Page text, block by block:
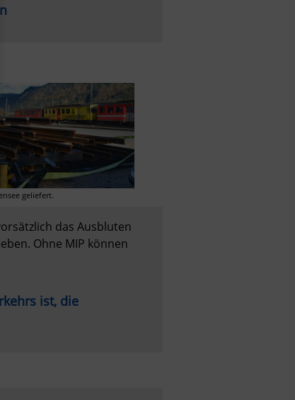
geliefert.
das Ausbluten
Ohne MIP können
ist, die